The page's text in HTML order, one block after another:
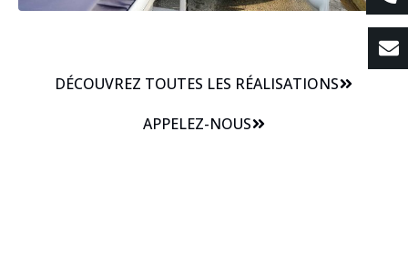
DÉCOUVREZ TOUTES LES RÉALISATIONS
APPELEZ-NOUS